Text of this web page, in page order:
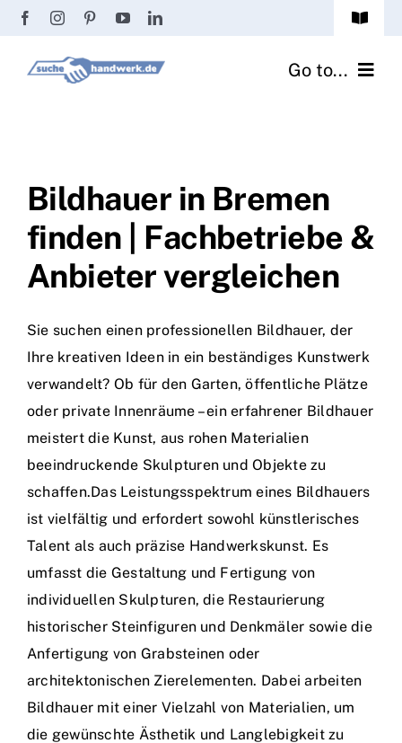
Zum
springen
Toggle
Passwort vergessen? Go to...
Handwerker Ratgeber
Wir über uns
Bildhauer in Bremen
finden | Fachbetriebe &
Anbieter vergleichen
Sie suchen einen professionellen Bildhauer, der
Ihre kreativen Ideen in ein beständiges Kunstwerk
verwandelt? Ob für den Garten, öffentliche Plätze
oder private Innenräume – ein erfahrener Bildhauer
meistert die Kunst, aus rohen Materialien
beeindruckende Skulpturen und Objekte zu
schaffen.Das Leistungsspektrum eines Bildhauers
ist vielfältig und erfordert sowohl künstlerisches
Talent als auch präzise Handwerkskunst. Es
umfasst die Gestaltung und Fertigung von
individuellen Skulpturen, die Restaurierung
historischer Steinfiguren und Denkmäler sowie die
Anfertigung von Grabsteinen oder
architektonischen Zierelementen. Dabei arbeiten
Bildhauer mit einer Vielzahl von Materialien, um
die gewünschte Ästhetik und Langlebigkeit zu